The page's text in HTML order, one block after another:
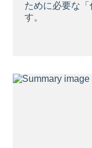
ために必要な
す。